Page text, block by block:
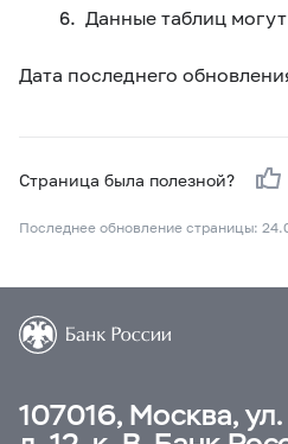
Данные таблиц
Дата последнего
Страница была полезной?
Последнее обновление страницы:
107016, Москва,